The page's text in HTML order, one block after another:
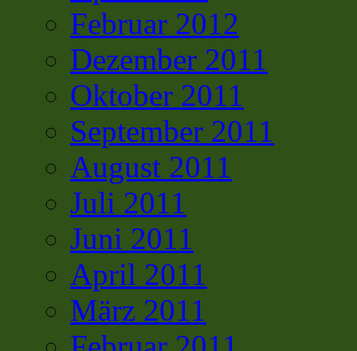
Februar 2012
Dezember 2011
Oktober 2011
September 2011
August 2011
Juli 2011
Juni 2011
April 2011
März 2011